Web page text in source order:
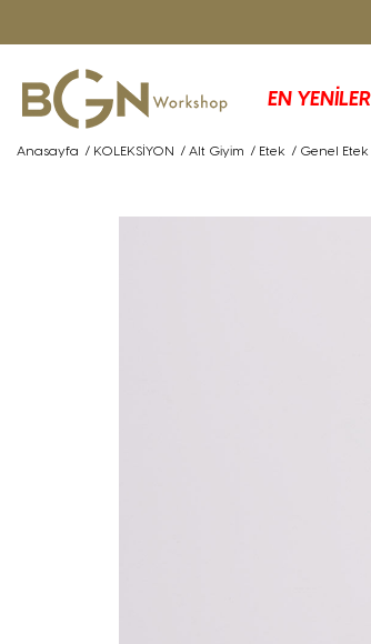
EN YENİLER
Anasayfa / KOLEKSİYON / Alt Giyim / Etek / Genel Etek